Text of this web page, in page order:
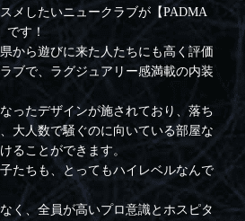
メしたいニュークラブが【PADMA
です！
から遊びに来た人たちにも高く評価
ブで、ラグジュアリー感満載の内装
ったデザインが施されており、落ち
大人数で騒ぐのに向いている部屋な
ることができます。
たちも、とってもハイレベルなんで
く、全員が高いプロ意識とホスピタ